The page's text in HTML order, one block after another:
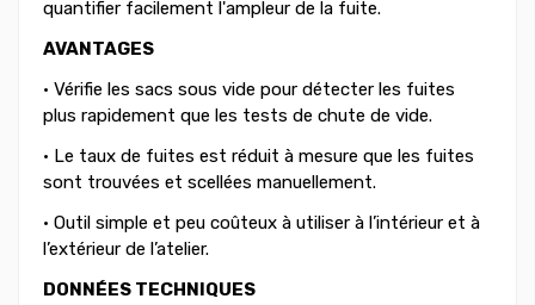
quantifier facilement l'ampleur de la fuite.
AVANTAGES
• Vérifie les sacs sous vide pour détecter les fuites
plus rapidement que les tests de chute de vide.
• Le taux de fuites est réduit à mesure que les fuites
sont trouvées et scellées manuellement.
• Outil simple et peu coûteux à utiliser à l’intérieur et à
l’extérieur de l’atelier.
DONNÉES TECHNIQUES